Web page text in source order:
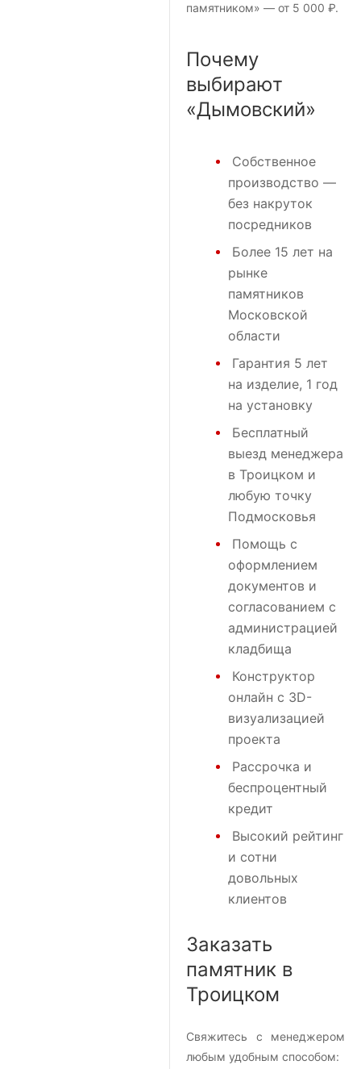
памятником» — от 5 000 ₽.
Почему
выбирают
«Дымовский»
Собственное
производство —
без накруток
посредников
Более 15 лет на
рынке
памятников
Московской
области
Гарантия 5 лет
на изделие, 1 год
на установку
Бесплатный
выезд менеджера
в Троицком и
любую точку
Подмосковья
Помощь с
оформлением
документов и
согласованием с
администрацией
кладбища
Конструктор
онлайн с 3D-
визуализацией
проекта
Рассрочка и
беспроцентный
кредит
Высокий рейтинг
и сотни
довольных
клиентов
Заказать
памятник в
Троицком
Свяжитесь с менеджером
любым удобным способом: